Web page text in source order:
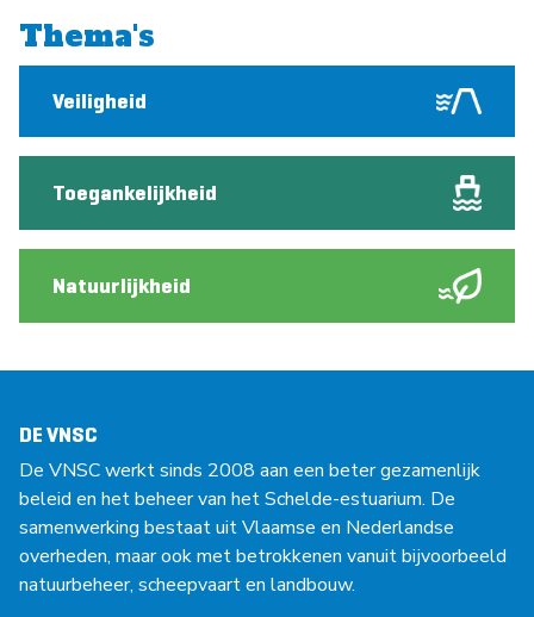
Thema's
Veiligheid
Toegankelijkheid
Natuurlijkheid
DE VNSC
De VNSC werkt sinds 2008 aan een beter gezamenlijk
beleid en het beheer van het Schelde-estuarium. De
samenwerking bestaat uit Vlaamse en Nederlandse
overheden, maar ook met betrokkenen vanuit bijvoorbeeld
natuurbeheer, scheepvaart en landbouw.